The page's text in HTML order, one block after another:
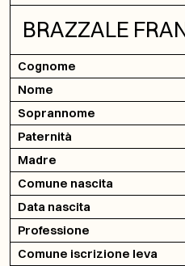
BRAZZALE
Cognome
Nome
Soprannome
Paternità
Madre
Comune nascita
Data nascita
Professione
Comune iscrizione leva